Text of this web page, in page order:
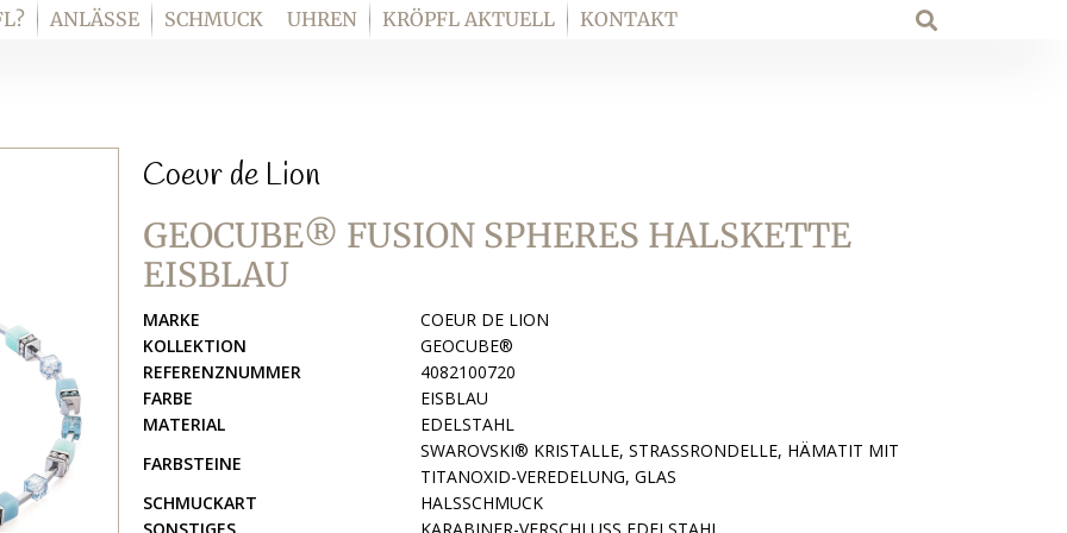
ANLÄSSE SCHMUCK UHREN KRÖPFL AKTUELL KONTAKT Suche
Coeur de Lion
GEOCUBE® FUSION SPHERES HALSKETTE
EISBLAU
MARKE
COEUR DE LION
KOLLEKTION
GEOCUBE®
REFERENZNUMMER
4082100720
FARBE
EISBLAU
MATERIAL
EDELSTAHL
FARBSTEINE
SWAROVSKI® KRISTALLE, STRASSRONDELLE, HÄMATIT MIT
TITANOXID-VEREDELUNG, GLAS
SCHMUCKART
HALSSCHMUCK